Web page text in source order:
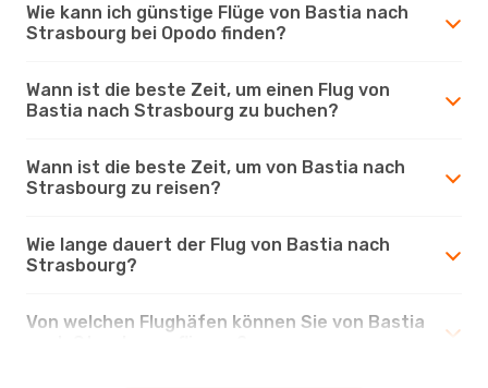
Wie kann ich günstige Flüge von Bastia nach
Strasbourg bei Opodo finden?
Wann ist die beste Zeit, um einen Flug von
Bastia nach Strasbourg zu buchen?
Wann ist die beste Zeit, um von Bastia nach
Strasbourg zu reisen?
Wie lange dauert der Flug von Bastia nach
Strasbourg?
Von welchen Flughäfen können Sie von Bastia